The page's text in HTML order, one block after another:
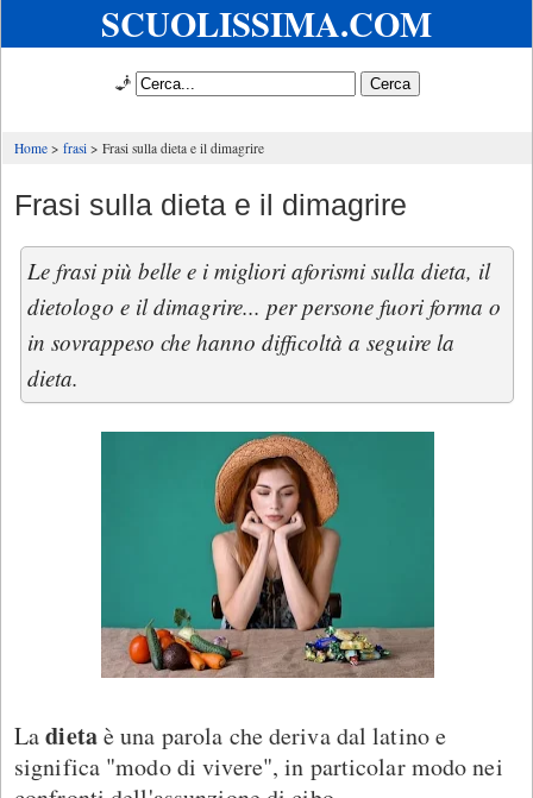
SCUOLISSIMA.COM
🧞
Home frasi Frasi sulla dieta e il dimagrire
Frasi sulla dieta e il dimagrire
Le frasi più belle e i migliori aforismi sulla dieta, il
dietologo e il dimagrire... per persone fuori forma o
in sovrappeso che hanno difficoltà a seguire la
dieta.
Ladietaè una parola che deriva dal latino e
significa "modo di vivere", in particolar modo nei